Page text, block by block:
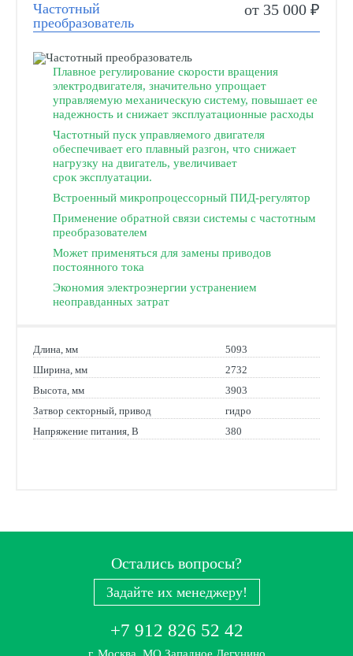
Частотный
преобразователь
от 35 000 ₽
Плавное регулирование скорости вращения
электродвигателя, значительно упрощает
управляемую механическую систему, повышает ее
надежность и снижает эксплуатационные расходы
Частотный пуск управляемого двигателя
обеспечивает его плавный разгон, что снижает
нагрузку на двигатель, увеличивает
срок эксплуатации.
Встроенный микропроцессорный ПИД-регулятор
Применение обратной связи системы с частотным
преобразователем
Может применяться для замены приводов
постоянного тока
Экономия электроэнергии устранением
неоправданных затрат
Длина, мм
5093
Ширина, мм
2732
Высота, мм
3903
Затвор секторный, привод
гидро
Напряжение питания, В
380
Остались вопросы?
Задайте их менеджеру!
+7 912 826 52 42